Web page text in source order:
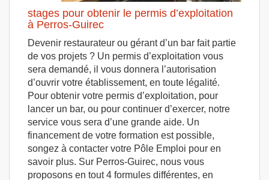
stages pour obtenir le permis d’exploitation
à Perros-Guirec
Devenir restaurateur ou gérant d’un bar fait partie
de vos projets ? Un permis d’exploitation vous
sera demandé, il vous donnera l’autorisation
d’ouvrir votre établissement, en toute légalité.
Pour obtenir votre permis d’exploitation, pour
lancer un bar, ou pour continuer d’exercer, notre
service vous sera d’une grande aide. Un
financement de votre formation est possible,
songez à contacter votre Pôle Emploi pour en
savoir plus. Sur Perros-Guirec, nous vous
proposons en tout 4 formules différentes, en